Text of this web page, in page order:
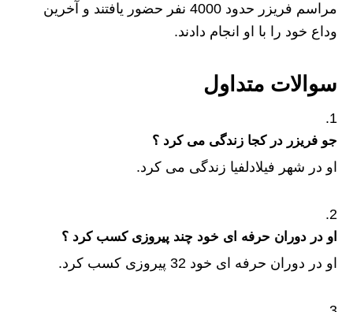
مراسم فریزر حدود 4000 نفر حضور یافتند و آخرین
وداع خود را با او انجام دادند.
سوالات متداول
جو فریزر در کجا زندگی می کرد ؟
او در شهر فیلادلفیا زندگی می کرد.
او در دوران حرفه ای خود چند پیروزی کسب کرد ؟
او در دوران حرفه ای خود 32 پیروزی کسب کرد.